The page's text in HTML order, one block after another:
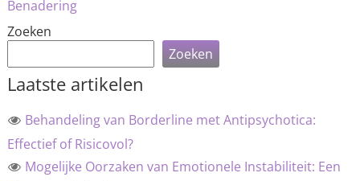
Benadering
Zoeken
Zoeken
Laatste artikelen
Behandeling van Borderline met Antipsychotica:
Effectief of Risicovol?
Mogelijke Oorzaken van Emotionele Instabiliteit: Een